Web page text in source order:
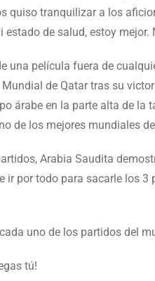
quiso tranquilizar a los
de salud, estoy
una película fuera de
Mundial de Qatar tras su
árabe en la parte alta de la
de los mejores mundiales
Arabia Saudita
ir por todo para sacarle los
uno de los partidos del
tú!